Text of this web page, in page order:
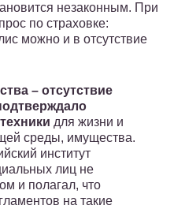
незаконным. При
по страховке:
можно и в отсутствие
– отсутствие
для жизни и
среды, имущества.
институт
лиц не
и полагал, что
на такие